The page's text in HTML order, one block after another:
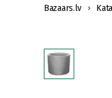
Bazaars.lv